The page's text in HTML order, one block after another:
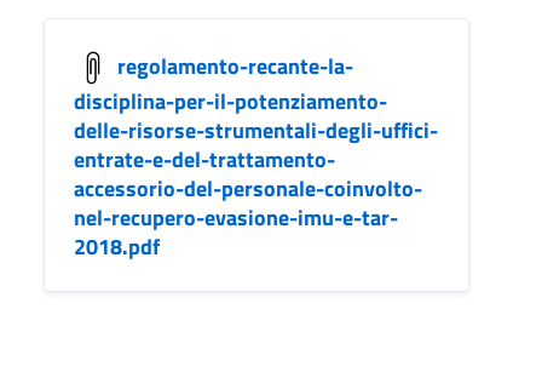
regolamento-recante-la-
disciplina-per-il-potenziamento-
delle-risorse-strumentali-degli-uffici-
entrate-e-del-trattamento-
accessorio-del-personale-coinvolto-
nel-recupero-evasione-imu-e-tar-
2018.pdf